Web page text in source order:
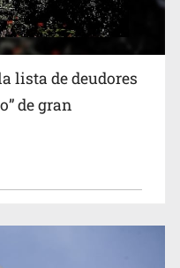
pendientes
lista de deudores
de gran